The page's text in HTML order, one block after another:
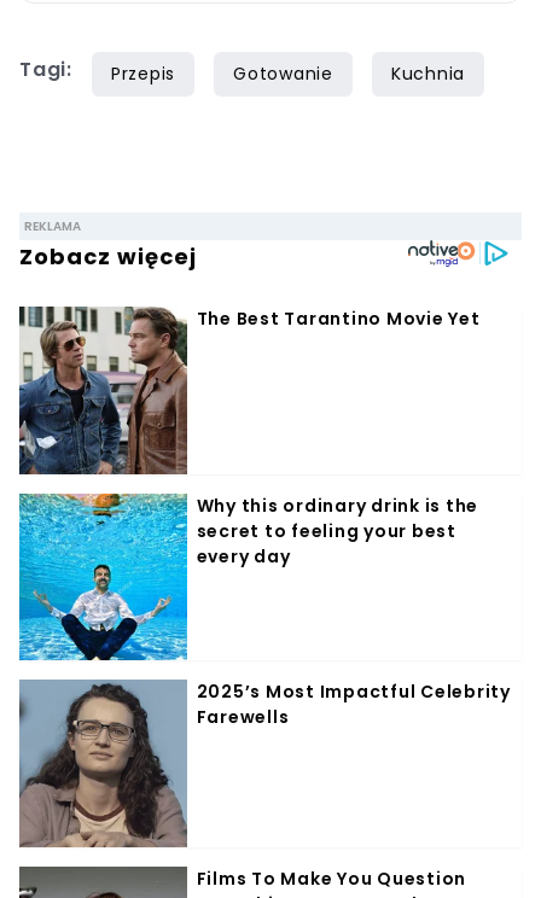
siedem lat, lecz gotowaniem i pisaniem o
Tagi: Przepis Gotowanie Kuchnia